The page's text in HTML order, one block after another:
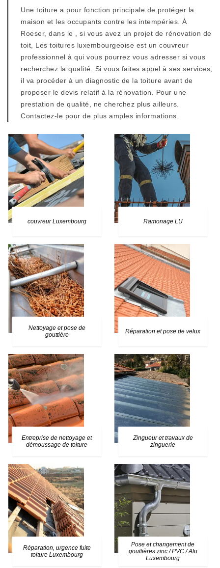
Une toiture a pour fonction principale de protéger la
maison et les occupants contre les intempéries. À
Roeser, dans le , si vous avez un projet de rénovation de
toit, Les toitures luxembourgeoise est un couvreur
professionnel à qui vous pourrez vous adresser si vous
recherchez la qualité. Si vous faites appel à ses services,
il va procéder à un diagnostic de la toiture avant de
proposer le devis relatif à la rénovation. Pour une
prestation de qualité, ne cherchez plus ailleurs.
Contactez-le pour de plus amples informations.
couvreur Luxembourg Ramonage LU
Nettoyage et pose de
gouttière
Réparation et pose de velux
Entreprise de nettoyage et
démoussage de toiture
Zingueur et travaux de
zinguerie
Réparation, urgence fuite
toiture Luxembourg
Pose et changement de
gouttières zinc / PVC / Alu
Luxembourg